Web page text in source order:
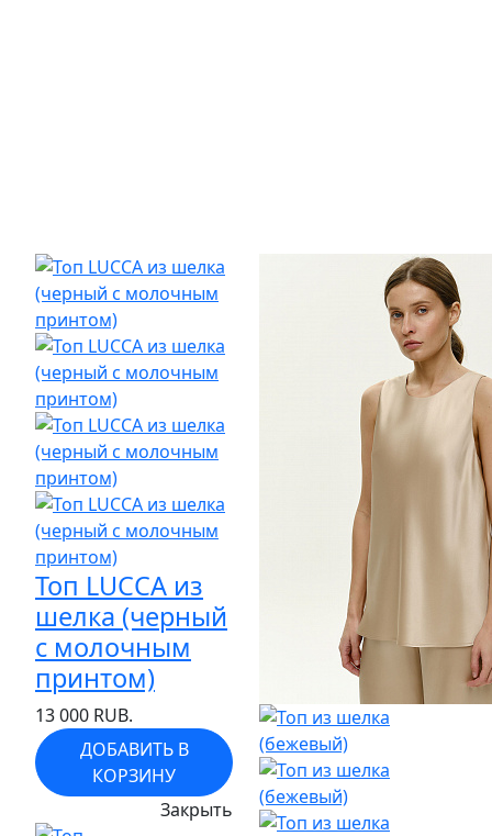
Топ LUCCA из
шелка (черный
с молочным
принтом)
13 000 RUB.
ДОБАВИТЬ В
КОРЗИНУ
Закрыть